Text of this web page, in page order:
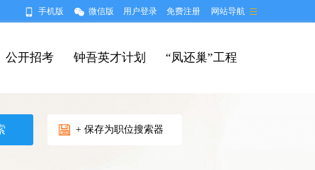
网站导航
手机版 微信版 用户登录 免费注册
公开招考 钟吾英才计划 “凤还巢”工程
+ 保存为职位搜索器